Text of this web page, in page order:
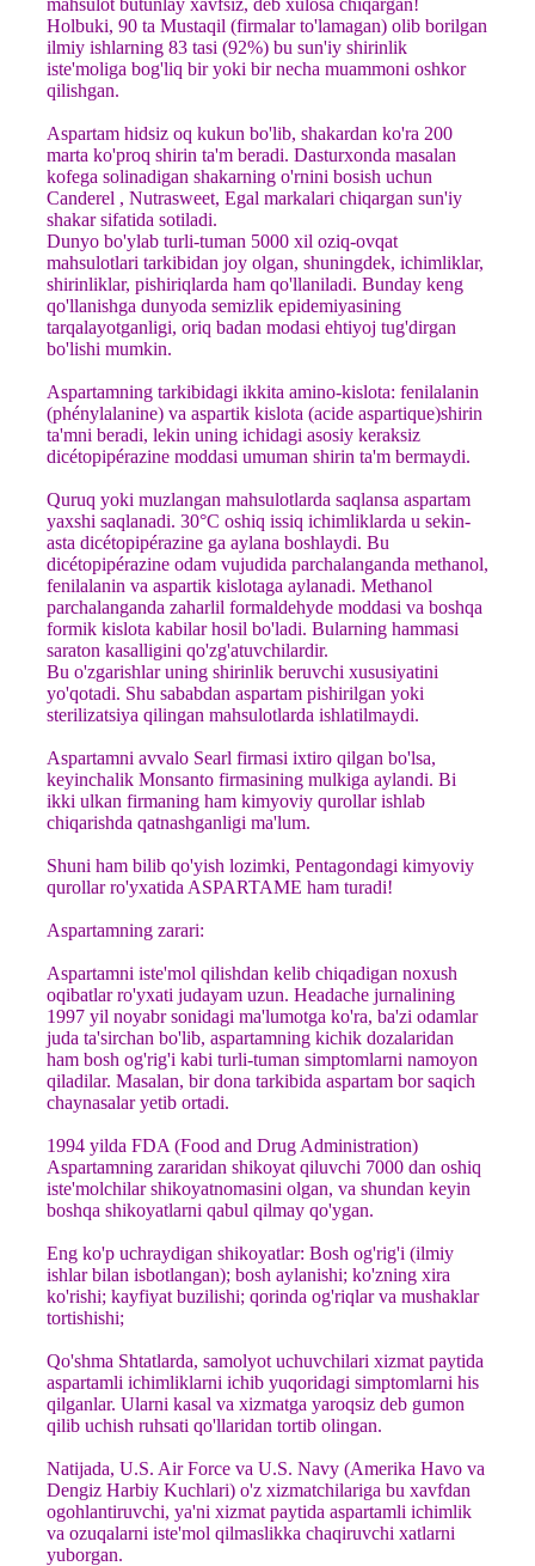
Holbuki, 90 ta Mustaqil (firmalar to'lamagan) olib borilgan
ilmiy ishlarning 83 tasi (92%) bu sun'iy shirinlik
iste'moliga bog'liq bir yoki bir necha muammoni oshkor
qilishgan.
Aspartam hidsiz oq kukun bo'lib, shakardan ko'ra 200
marta ko'proq shirin ta'm beradi. Dasturxonda masalan
kofega solinadigan shakarning o'rnini bosish uchun
Canderel , Nutrasweet, Egal markalari chiqargan sun'iy
shakar sifatida sotiladi.
Dunyo bo'ylab turli-tuman 5000 xil oziq-ovqat
mahsulotlari tarkibidan joy olgan, shuningdek, ichimliklar,
shirinliklar, pishiriqlarda ham qo'llaniladi. Bunday keng
qo'llanishga dunyoda semizlik epidemiyasining
tarqalayotganligi, oriq badan modasi ehtiyoj tug'dirgan
bo'lishi mumkin.
Aspartamning tarkibidagi ikkita amino-kislota: fenilalanin
(phénylalanine) va aspartik kislota (acide aspartique)shirin
ta'mni beradi, lekin uning ichidagi asosiy keraksiz
dicétopipérazine moddasi umuman shirin ta'm bermaydi.
Quruq yoki muzlangan mahsulotlarda saqlansa aspartam
yaxshi saqlanadi. 30°C oshiq issiq ichimliklarda u sekin-
asta dicétopipérazine ga aylana boshlaydi. Bu
dicétopipérazine odam vujudida parchalanganda methanol,
fenilalanin va aspartik kislotaga aylanadi. Methanol
parchalanganda zaharlil formaldehyde moddasi va boshqa
formik kislota kabilar hosil bo'ladi. Bularning hammasi
saraton kasalligini qo'zg'atuvchilardir.
Bu o'zgarishlar uning shirinlik beruvchi xususiyatini
yo'qotadi. Shu sababdan aspartam pishirilgan yoki
sterilizatsiya qilingan mahsulotlarda ishlatilmaydi.
Aspartamni avvalo Searl firmasi ixtiro qilgan bo'lsa,
keyinchalik Monsanto firmasining mulkiga aylandi. Bi
ikki ulkan firmaning ham kimyoviy qurollar ishlab
chiqarishda qatnashganligi ma'lum.
Shuni ham bilib qo'yish lozimki, Pentagondagi kimyoviy
qurollar ro'yxatida ASPARTAME ham turadi!
Aspartamning zarari:
Aspartamni iste'mol qilishdan kelib chiqadigan noxush
oqibatlar ro'yxati judayam uzun. Headache jurnalining
1997 yil noyabr sonidagi ma'lumotga ko'ra, ba'zi odamlar
juda ta'sirchan bo'lib, aspartamning kichik dozalaridan
ham bosh og'rig'i kabi turli-tuman simptomlarni namoyon
qiladilar. Masalan, bir dona tarkibida aspartam bor saqich
chaynasalar yetib ortadi.
1994 yilda FDA (Food and Drug Administration)
Aspartamning zararidan shikoyat qiluvchi 7000 dan oshiq
iste'molchilar shikoyatnomasini olgan, va shundan keyin
boshqa shikoyatlarni qabul qilmay qo'ygan.
Eng ko'p uchraydigan shikoyatlar: Bosh og'rig'i (ilmiy
ishlar bilan isbotlangan); bosh aylanishi; ko'zning xira
ko'rishi; kayfiyat buzilishi; qorinda og'riqlar va mushaklar
tortishishi;
Qo'shma Shtatlarda, samolyot uchuvchilari xizmat paytida
aspartamli ichimliklarni ichib yuqoridagi simptomlarni his
qilganlar. Ularni kasal va xizmatga yaroqsiz deb gumon
qilib uchish ruhsati qo'llaridan tortib olingan.
Natijada, U.S. Air Force va U.S. Navy (Amerika Havo va
Dengiz Harbiy Kuchlari) o'z xizmatchilariga bu xavfdan
ogohlantiruvchi, ya'ni xizmat paytida aspartamli ichimlik
va ozuqalarni iste'mol qilmaslikka chaqiruvchi xatlarni
yuborgan.